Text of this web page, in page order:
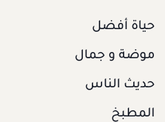
حياة أفضل
موضة و جمال
حديث الناس
المطبخ